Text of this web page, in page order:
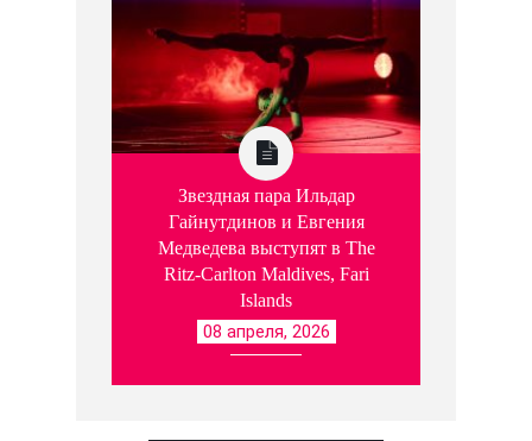
Звездная пара Ильдар
Гайнутдинов и Евгения
Медведева выступят в The
Ritz-Carlton Maldives, Fari
Islands
08 апреля, 2026